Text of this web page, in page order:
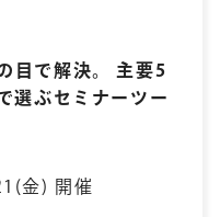
目で解決。 主要5
選ぶセミナーツー
金) 開催